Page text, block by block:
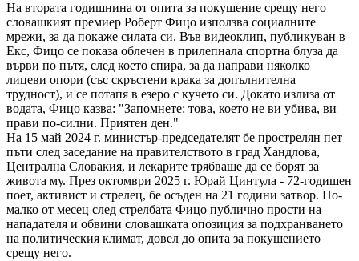
На втората годишнина от опита за покушение срещу него
словашкият премиер Роберт Фицо използва социалните
мрежи, за да покаже силата си. Във видеоклип, публикуван в
Екс, Фицо се показа облечен в прилепнала спортна блуза да
върви по пътя, след което спира, за да направи няколко
лицеви опори (със скръстени крака за допълнителна
трудност), и се потапя в езеро с кучето си. Докато излиза от
водата, Фицо казва: "Запомнете: това, което не ви убива, ви
прави по-силни. Приятен ден."
На 15 май 2024 г. министър-председателят бе прострелян пет
пъти след заседание на правителството в град Хандлова,
Централна Словакия, и лекарите трябваше да се борят за
живота му. През октомври 2025 г. Юрай Цинтула - 72-годишен
поет, активист и стрелец, бе осъден на 21 години затвор. По-
малко от месец след стрелбата Фицо публично прости на
нападателя и обвини словашката опозиция за подхранването
на политическия климат, довел до опита за покушението
срещу него.